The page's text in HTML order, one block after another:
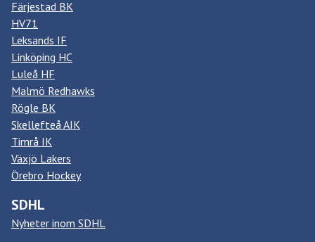
Färjestad BK
HV71
Leksands IF
Linköping HC
Luleå HF
Malmö Redhawks
Rögle BK
Skellefteå AIK
Timrå IK
Växjö Lakers
Örebro Hockey
SDHL
Nyheter inom SDHL